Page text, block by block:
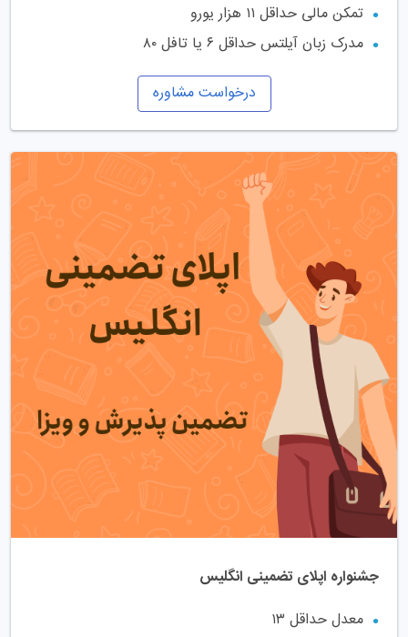
تمکن مالی حداقل ۱۱ هزار یورو
مدرک زبان آیلتس حداقل ۶ یا تافل ۸۰
درخواست مشاوره
جشنواره اپلای تضمینی انگلیس
معدل حداقل ۱۳